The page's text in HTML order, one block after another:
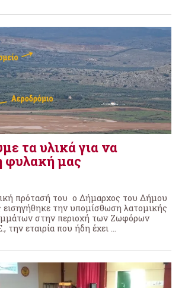
τα υλικά για να
φυλακή μας
πρότασή του ο Δήμαρχος του Δήμου
την υπομίσθωση λατομικής
στην περιοχή των Ζωφόρων
εταιρία που ήδη έχει ...